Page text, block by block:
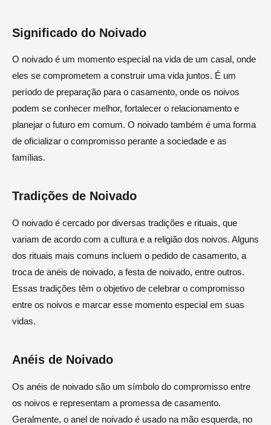
Significado do Noivado
O noivado é um momento especial na vida de um casal, onde
eles se comprometem a construir uma vida juntos. É um
período de preparação para o casamento, onde os noivos
podem se conhecer melhor, fortalecer o relacionamento e
planejar o futuro em comum. O noivado também é uma forma
de oficializar o compromisso perante a sociedade e as
famílias.
Tradições de Noivado
O noivado é cercado por diversas tradições e rituais, que
variam de acordo com a cultura e a religião dos noivos. Alguns
dos rituais mais comuns incluem o pedido de casamento, a
troca de anéis de noivado, a festa de noivado, entre outros.
Essas tradições têm o objetivo de celebrar o compromisso
entre os noivos e marcar esse momento especial em suas
vidas.
Anéis de Noivado
Os anéis de noivado são um símbolo do compromisso entre
os noivos e representam a promessa de casamento.
Geralmente, o anel de noivado é usado na mão esquerda, no